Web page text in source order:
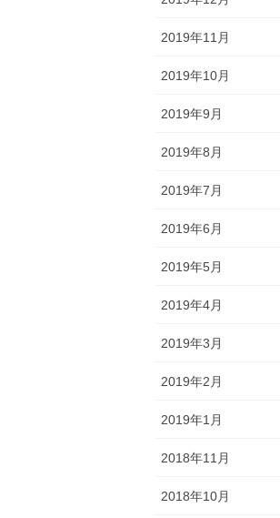
2019年11月
2019年10月
2019年9月
2019年8月
2019年7月
2019年6月
2019年5月
2019年4月
2019年3月
2019年2月
2019年1月
2018年11月
2018年10月